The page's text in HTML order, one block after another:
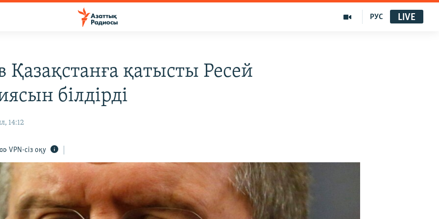
РУС LIVE
Қазақстанға қатысты Ресей
білдірді
14:12
VPN-сіз оқу